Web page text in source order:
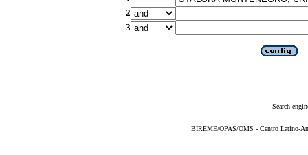
2
3
Search
BIREME/OPAS/OMS - Centro Latino-